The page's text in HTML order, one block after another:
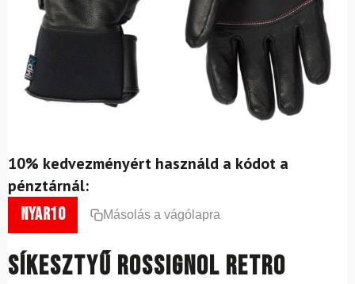
10% kedvezményért használd a kódot a
pénztárnál:
nyar10 Másolás a vágólapra
Síkesztyű ROSSIGNOL Retro